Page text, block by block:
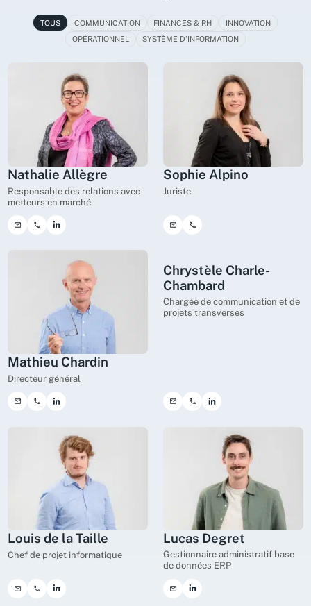
TOUS COMMUNICATION FINANCES & RH
INNOVATION
OPÉRATIONNEL
SYSTÈME D'INFORMATION
Nathalie Allègre
Responsable des relations avec
metteurs en marché
Sophie Alpino
Juriste
Mathieu Chardin
Directeur général
Chrystèle Charle-
Chambard
Chargée de communication et de
projets transverses
Louis de la Taille
Chef de projet informatique
Lucas Degret
Gestionnaire administratif base
de données ERP